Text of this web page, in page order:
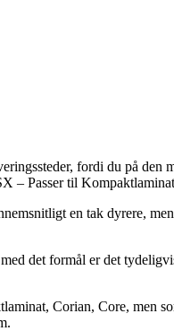
fordi du på den
– Passer til
en tak dyrere,
det formål er det
Corian, Core, men